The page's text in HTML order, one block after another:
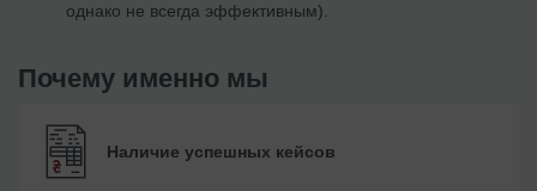
однако не всегда эффективным).
Почему именно мы
Наличие успешных кейсов